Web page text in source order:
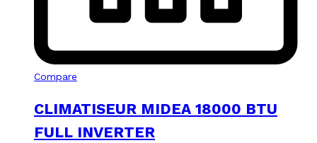
Compare
CLIMATISEUR MIDEA 18000 BTU
FULL INVERTER